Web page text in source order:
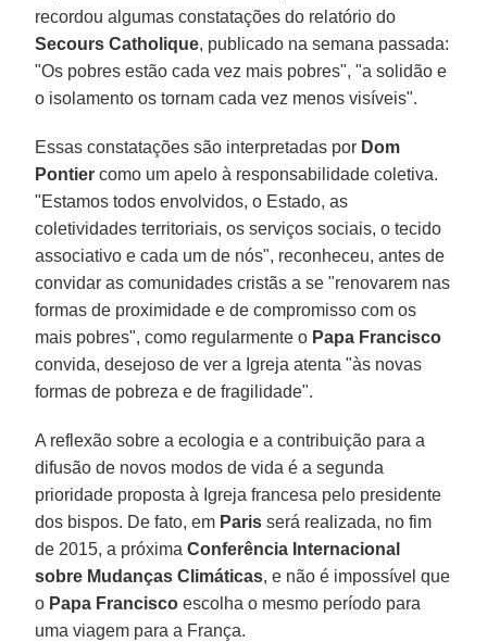
recordou algumas constatações do relatório do
Secours Catholique, publicado na semana passada:
"Os pobres estão cada vez mais pobres", "a solidão e
o isolamento os tornam cada vez menos visíveis".
Essas constatações são interpretadas por Dom
Pontier como um apelo à responsabilidade coletiva.
"Estamos todos envolvidos, o Estado, as
coletividades territoriais, os serviços sociais, o tecido
associativo e cada um de nós", reconheceu, antes de
convidar as comunidades cristãs a se "renovarem nas
formas de proximidade e de compromisso com os
mais pobres", como regularmente o Papa Francisco
convida, desejoso de ver a Igreja atenta "às novas
formas de pobreza e de fragilidade".
A reflexão sobre a ecologia e a contribuição para a
difusão de novos modos de vida é a segunda
prioridade proposta à Igreja francesa pelo presidente
dos bispos. De fato, em Paris será realizada, no fim
de 2015, a próximaConferência Internacional
sobre Mudanças Climáticas, e não é impossível que
o Papa Francisco escolha o mesmo período para
uma viagem para a França.